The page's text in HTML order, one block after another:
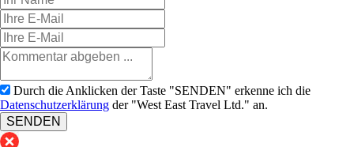
Durch die Anklicken der Taste "SENDEN" erkenne ich die
Datenschutzerklärung der "West East Travel Ltd." an.
SENDEN